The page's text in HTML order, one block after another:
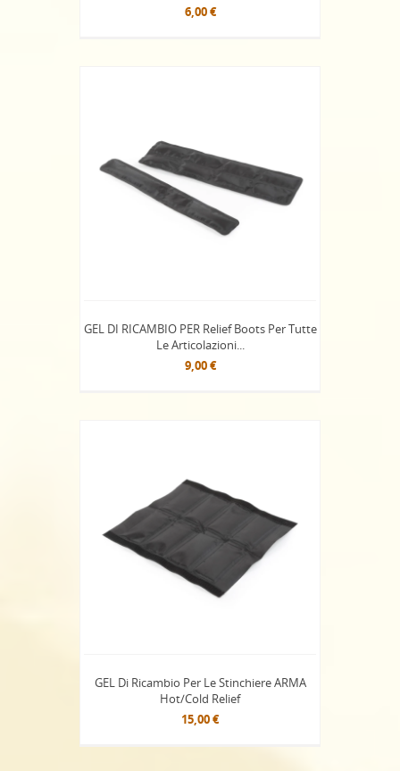
6,00 €
GEL DI RICAMBIO PER Relief Boots Per Tutte
Le Articolazioni...
9,00 €
GEL Di Ricambio Per Le Stinchiere ARMA
Hot/Cold Relief
15,00 €